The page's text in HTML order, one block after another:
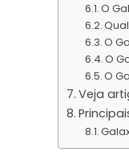
O
O
O
O
Veja